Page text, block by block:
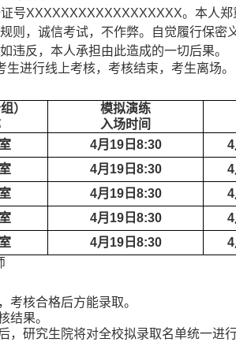
号XXXXXXXXXXXXXXXXXX。本人
则，诚信考试，不作弊。自觉履行保密
违反，本人承担由此造成的一切后果。
生进行线上考核，考核结束，考生离场。
）
模拟演练
入场时间
4月 19日 8:30 4
4月 19日 8:30 4
4月 19日 8:30 4
4月 19日 8:30 4
4月 19日 8:30 4
考核合格后方能录取。
结果。
，研究生院将对全校拟录取名单统一进